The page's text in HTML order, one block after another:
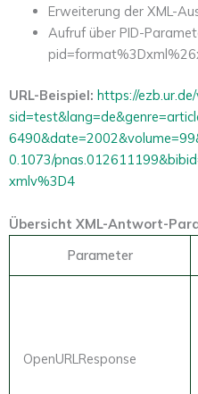
Erweiterung der XML-
Aufruf über PID-
URL-Beispiel: https://
0.1073/
xmlv%3D4
Übersicht XML-Antwort-
Parameter
OpenURLResponse